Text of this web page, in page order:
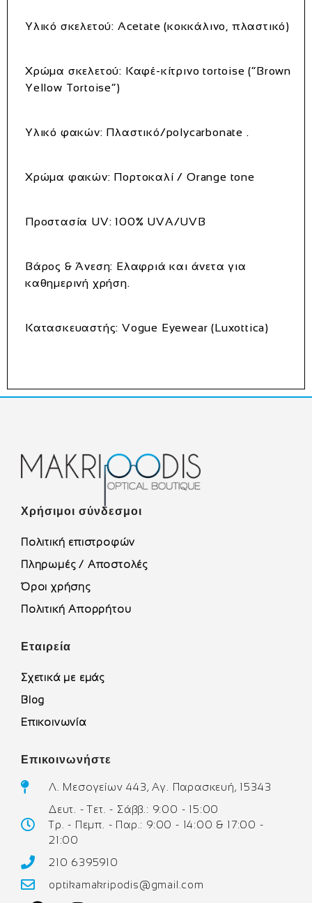
Υλικό σκελετού: Acetate (κοκκάλινο, πλαστικό)
Χρώμα σκελετού: Καφέ‑κίτρινο tortoise (“Brown
Yellow Tortoise”)
Υλικό φακών: Πλαστικό/polycarbonate .
Χρώμα φακών: Πορτοκαλί / Orange tone
Προστασία UV: 100% UVA/UVB
Βάρος & Άνεση: Ελαφριά και άνετα για
καθημερινή χρήση.
Κατασκευαστής: Vogue Eyewear (Luxottica)
Χρήσιμοι σύνδεσμοι
Πολιτική επιστροφών
Πληρωμές / Αποστολές
Όροι χρήσης
Πολιτική Απορρήτου
Εταιρεία
Σχετικά με εμάς
Blog
Επικοινωνία
Επικοινωνήστε
Λ. Μεσογείων 443, Αγ. Παρασκευή, 15343
Δευτ. - Τετ. - Σάββ.: 9:00 - 15:00
Τρ. - Πεμπ. - Παρ.: 9:00 - 14:00 & 17:00 -
21:00
210 6395910
optikamakripodis@gmail.com